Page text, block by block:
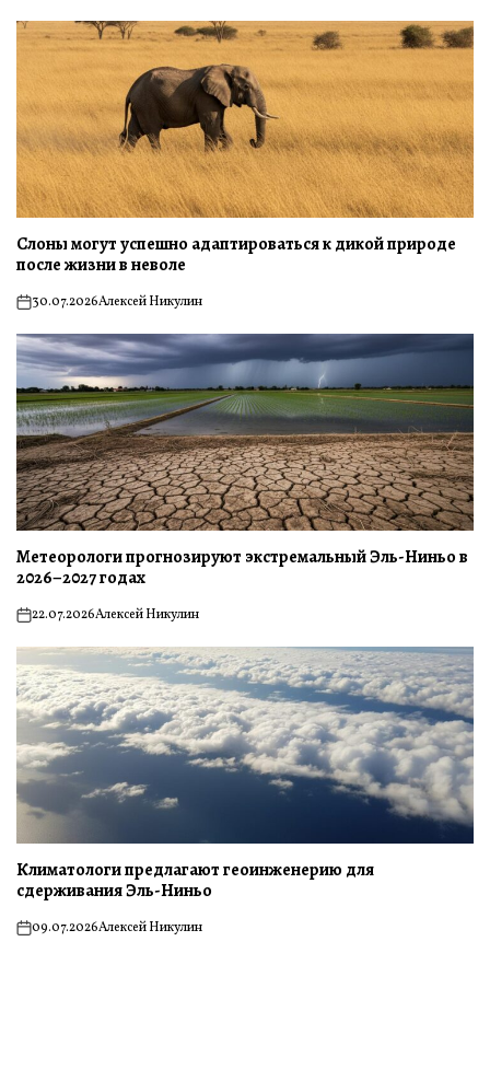
Слоны могут успешно адаптироваться к дикой природе
после жизни в неволе
on30.07.2026Алексей Никулин
Метеорологи прогнозируют экстремальный Эль-Ниньо в
2026–2027 годах
on22.07.2026Алексей Никулин
Климатологи предлагают геоинженерию для
сдерживания Эль-Ниньо
on09.07.2026Алексей Никулин